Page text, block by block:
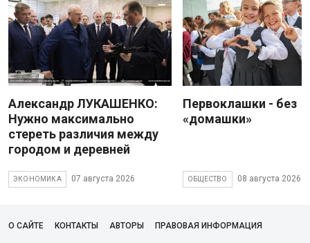
Александр ЛУКАШЕНКО:
Нужно максимально
стереть различия между
городом и деревней
ЭКОНОМИКА 07 августа 2026
Первоклашки - без
«домашки»
ОБЩЕСТВО 08 августа 2026
О САЙТЕ КОНТАКТЫ АВТОРЫ ПРАВОВАЯ ИНФОРМАЦИЯ